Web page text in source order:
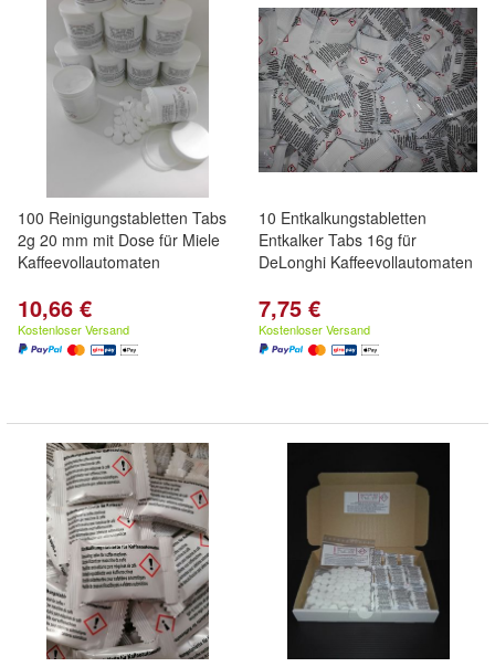
100 Reinigungstabletten Tabs
2g 20 mm mit Dose für Miele
Kaffeevollautomaten
10,66 €
Kostenloser Versand
10 Entkalkungstabletten
Entkalker Tabs 16g für
DeLonghi Kaffeevollautomaten
7,75 €
Kostenloser Versand